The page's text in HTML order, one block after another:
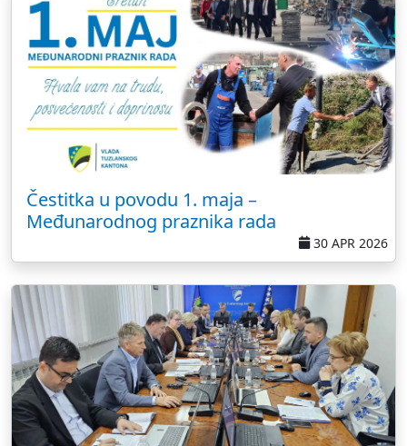
Čestitka u povodu 1. maja –
Međunarodnog praznika rada
30 APR 2026